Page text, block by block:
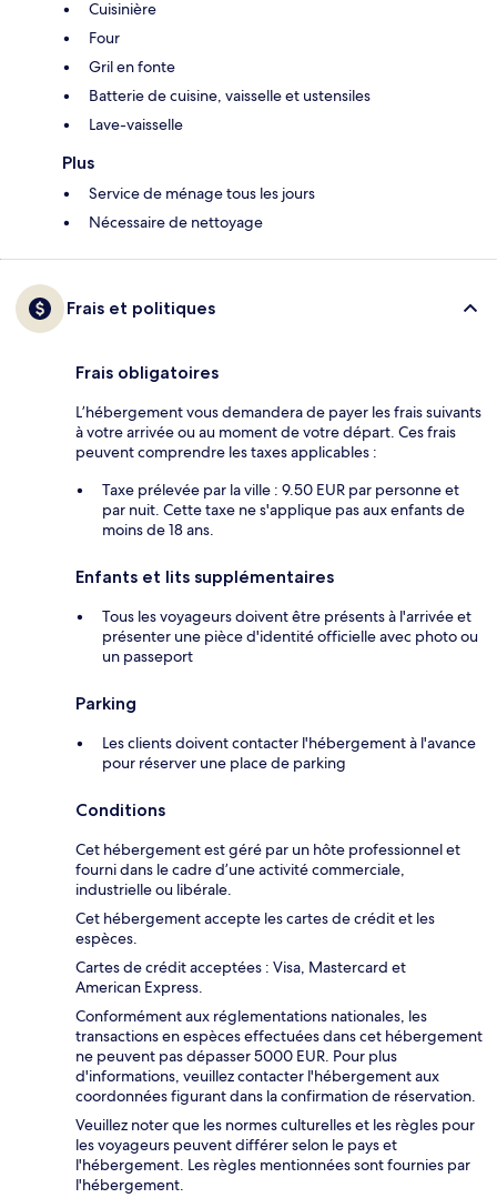
Cuisinière
Four
Gril en fonte
Batterie de cuisine, vaisselle et ustensiles
Lave-vaisselle
Plus
Service de ménage tous les jours
Nécessaire de nettoyage
Frais et politiques
Frais obligatoires
L’hébergement vous demandera de payer les frais suivants
à votre arrivée ou au moment de votre départ. Ces frais
peuvent comprendre les taxes applicables :
Taxe prélevée par la ville : 9.50 EUR par personne et
par nuit. Cette taxe ne s'applique pas aux enfants de
moins de 18 ans.
Enfants et lits supplémentaires
Tous les voyageurs doivent être présents à l'arrivée et
présenter une pièce d'identité officielle avec photo ou
un passeport
Parking
Les clients doivent contacter l'hébergement à l'avance
pour réserver une place de parking
Conditions
Cet hébergement est géré par un hôte professionnel et
fourni dans le cadre d’une activité commerciale,
industrielle ou libérale.
Cet hébergement accepte les cartes de crédit et les
espèces.
Cartes de crédit acceptées : Visa, Mastercard et
American Express.
Conformément aux réglementations nationales, les
transactions en espèces effectuées dans cet hébergement
ne peuvent pas dépasser 5000 EUR. Pour plus
d'informations, veuillez contacter l'hébergement aux
coordonnées figurant dans la confirmation de réservation.
Veuillez noter que les normes culturelles et les règles pour
les voyageurs peuvent différer selon le pays et
l'hébergement. Les règles mentionnées sont fournies par
l'hébergement.